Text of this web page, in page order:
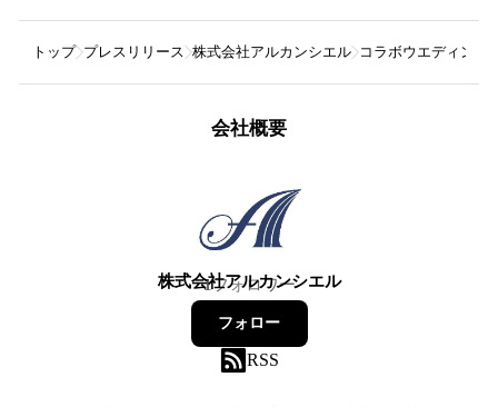
トップ プレスリリース 株式会社アルカンシエル コラボウエディング
会社概要
株式会社アルカンシエル
1フォロワー
フォロー
RSS